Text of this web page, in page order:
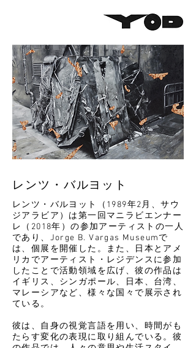
レンツ・バルヨット
レンツ・バルヨット（1989年2月、サウ
ジアラビア）は第一回マニラビエンナー
レ（2018年）の参加アーティストの一人
であり、Jorge B. Vargas Museumで
は、個展を開催した。また、日本とアメ
リカでアーティスト・レジデンスに参加
したことで活動領域を広げ、彼の作品は
イギリス、シンガポール、日本、台湾、
マレーシアなど、様々な国々で展示され
ている。
彼は、自身の視覚言語を用い、時間がも
たらす変化の表現に取り組んでいる。彼